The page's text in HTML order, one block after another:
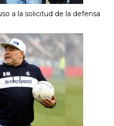
a la solicitud de la defensa